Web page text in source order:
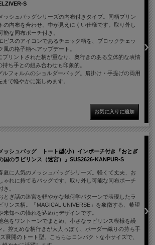
S
メッシュバッグシリーズの内布付きタイプ。同柄プリン
トの内布を合わせ、中が見えにくい仕様です。取り外し
能な同布ポーチ付き。
ピスのアイコンであるチェック柄を、ブロックチェッ
風の格子柄へアップデート。
プリントされた柄が重なり、奥行きのある立体的な表情
ち手との組み合わせも印象的。
ルフォルムのショルダーバッグ。肩掛け・手提げの両用
で軽やかに楽しめます。
メッシュバッグ トート型(小）インポーチ付き『おとぎ
国のラビリンス（迷宮）』SUS2626-KANPUR-S
夏に人気のメッシュバッグシリーズ。軽くて丈夫、お
しゃれに持てるバッグです。取り外し可能な同布ポーチ
き。
とぎ話の迷宮を軽やかな幾何学パターンで表現したラ
リンス柄。「MAGICAL UNIVERSE」を象徴する、希望
未知への憧れを込めたデザインです。
色をワントーンでまとめ、小さなラビリンス模様を繰
。控えめな柄行きが大人っぽく、ボーダー織りの持ち手
展開のトート型。こちらはコンパクトな小サイズで、